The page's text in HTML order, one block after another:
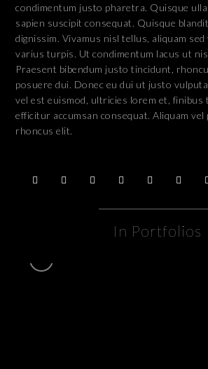
condimentum justo pharetra. Quisque
sapien suscipit consequat. Quisque
dignissim. Vivamus nisl tellus, aliquam
varius turpis. Ut condimentum lacus ut
Praesent bibendum justo tincidunt,
posuere dui. Donec eu dui ut justo
vel est euismod, ultricies lorem et, finibus
efficitur accumsan consequat. Aliquam vel
rhoncus elit.
In Portfolios